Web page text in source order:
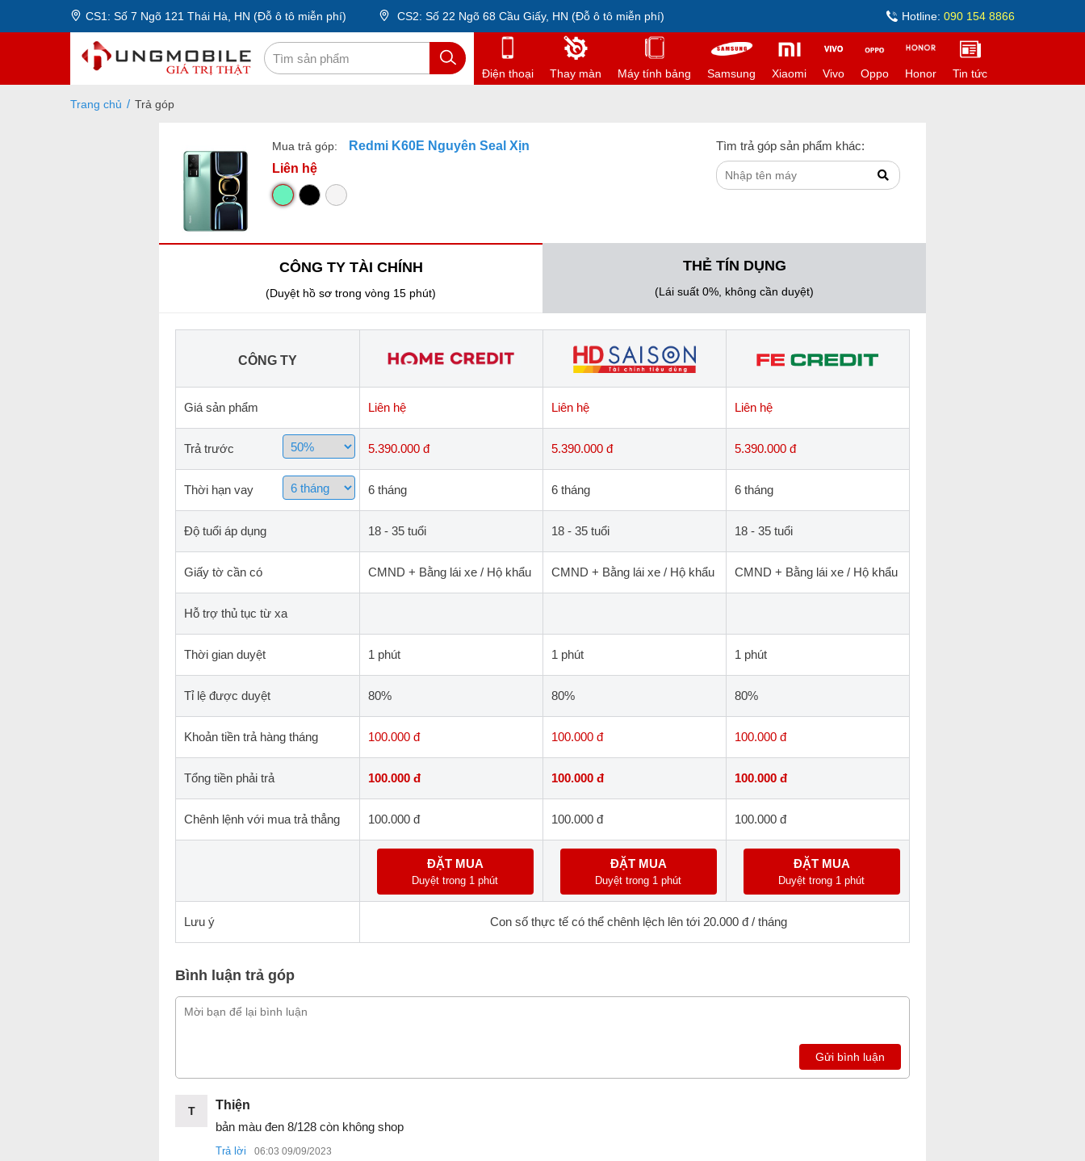
CS1: Số 7 Ngõ 121 Thái Hà, HN (Đỗ ô tô miễn phí) CS2: Số 22 Ngõ 68 Cầu Giấy, HN (Đỗ ô tô miễn phí) Hotline: 090 154 8866
Điện thoại Thay màn Máy tính bảng Samsung Xiaomi Vivo Oppo Honor Tin tức
Trang chủ Trả góp
Mua trả góp:
Redmi K60E Nguyên Seal Xịn
Liên hệ
Tìm trả góp sản phẩm khác:
CÔNG TY TÀI CHÍNH
(Duyệt hồ sơ trong vòng 15 phút)
THẺ TÍN DỤNG
(Lái suất 0%, không cần duyệt)
CÔNG TY
Giá sản phẩm Liên hệ Liên hệ Liên hệ
Trả trước 5.390.000 đ 5.390.000 đ 5.390.000 đ
Thời hạn vay 6 tháng 6 tháng 6 tháng
Độ tuổi áp dụng 18 - 35 tuổi 18 - 35 tuổi 18 - 35 tuổi
Giấy tờ cần có CMND + Bằng lái xe / Hộ khẩu CMND + Bằng lái xe / Hộ khẩu CMND + Bằng lái xe / Hộ khẩu
Hỗ trợ thủ tục từ xa
Thời gian duyệt 1 phút 1 phút 1 phút
Tỉ lệ được duyệt 80% 80% 80%
Khoản tiền trả hàng tháng 100.000 đ 100.000 đ 100.000 đ
Tổng tiền phải trả 100.000 đ 100.000 đ 100.000 đ
Chênh lệnh với mua trả thẳng 100.000 đ 100.000 đ 100.000 đ
ĐẶT MUA
Duyệt trong 1 phút
ĐẶT MUA
Duyệt trong 1 phút
ĐẶT MUA
Duyệt trong 1 phút
Lưu ý Con số thực tế có thể chênh lệch lên tới 20.000 đ / tháng
Bình luận trả góp
Gửi bình luận
T
Thiện
bản màu đen 8/128 còn không shop
Trả lời 06:03 09/09/2023